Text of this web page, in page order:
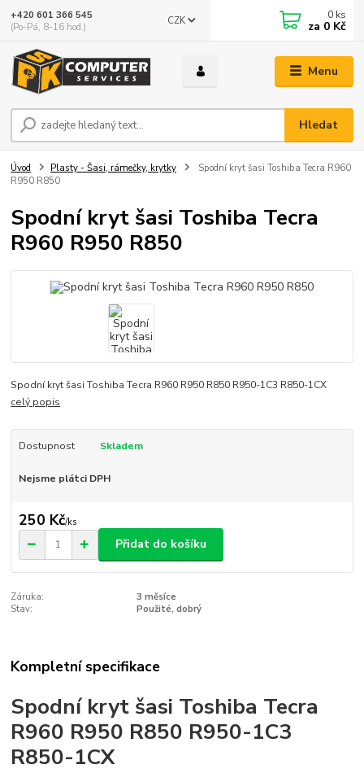
Menu
CZK
Hledat
+420 601 366 545
(Po-Pá, 8-16 hod.)
0 ks
za 0 Kč
Úvod Plasty - Šasi, rámečky, krytky
Spodní kryt šasi Toshiba Tecra R960
R950 R850
Spodní kryt šasi Toshiba Tecra
R960 R950 R850
Spodní kryt šasi Toshiba Tecra R960 R950 R850 R950-1C3 R850-1CX
celý popis
Dostupnost Skladem
Nejsme plátci DPH
250 Kč/ks
Přidat do košíku
Záruka:
3 měsíce
Stav:
Použité, dobrý
Kompletní specifikace
Spodní kryt šasi Toshiba Tecra
R960 R950 R850 R950-1C3
R850-1CX